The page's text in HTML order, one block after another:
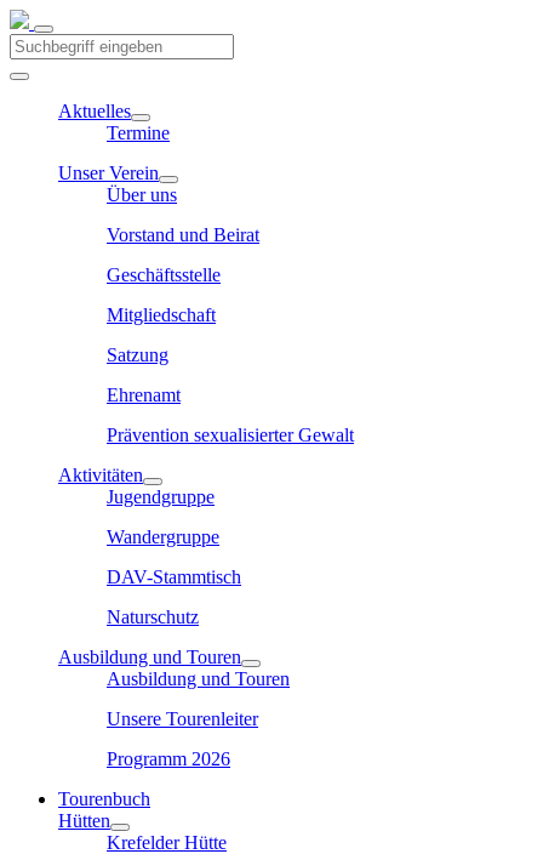
Aktuelles
Termine
Unser Verein
Über uns
Vorstand und Beirat
Geschäftsstelle
Mitgliedschaft
Satzung
Ehrenamt
Prävention sexualisierter Gewalt
Aktivitäten
Jugendgruppe
Wandergruppe
DAV-Stammtisch
Naturschutz
Ausbildung und Touren
Ausbildung und Touren
Unsere Tourenleiter
Programm 2026
Tourenbuch
Hütten
Krefelder Hütte